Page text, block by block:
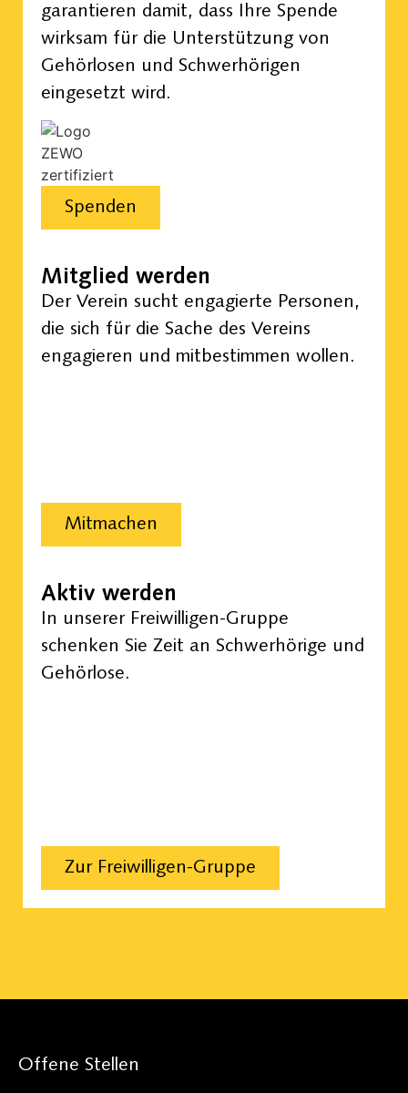
garantieren damit, dass Ihre Spende
wirksam für die Unterstützung von
Gehörlosen und Schwerhörigen
eingesetzt wird.
Spenden
Mitglied werden
Der Verein sucht engagierte Personen,
die sich für die Sache des Vereins
engagieren und mitbestimmen wollen.
Mitmachen
Aktiv werden
In unserer Freiwilligen-Gruppe
schenken Sie Zeit an Schwerhörige und
Gehörlose.
Zur Freiwilligen-Gruppe
Offene Stellen